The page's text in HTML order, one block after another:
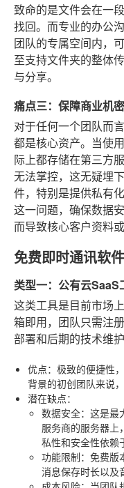
致命的是文件会在一
找回。而专业的办公
团队的专属空间内，
至支持文件夹的整体
与分享。
痛点三：保障商业机
对于任何一个团队而
都是核心资产。当使
际上都存储在第三方
无法掌控，这无疑埋
件，特别是提供私有
这一问题，确保数据
而导致核心客户资料
免费即时通讯软
类型一：公有云SaaS
这类工具是目前市场
箱即用，团队只需注
部署和后期的技术维护
优点：极致的便捷性
背景的初创团队来说
潜在缺点：
数据安全：这是最
服务商的服务器上
私性和安全性依赖
功能限制：免费版
消息保存时长以及